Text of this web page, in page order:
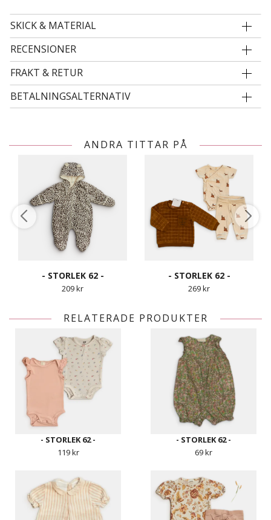
SKICK & MATERIAL
RECENSIONER
FRAKT & RETUR
BETALNINGSALTERNATIV
ANDRA TITTAR PÅ
- STORLEK 62 -
209 kr
- STORLEK 62 -
269 kr
RELATERADE PRODUKTER
- STORLEK 62 -
119 kr
- STORLEK 62 -
69 kr